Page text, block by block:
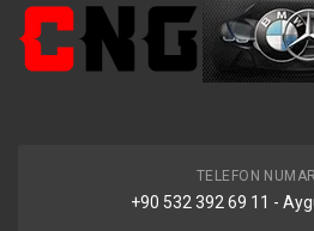
TELEFON
+90 532 392 69 11 -